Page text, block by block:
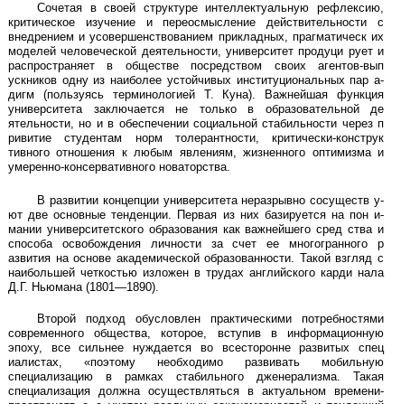
Сочетая в своей структуре интеллектуальную рефлексию,
критическое изучение и переосмысление действительности с
внедрением и усовершенствованием прикладных, прагматическ их
моделей человеческой деятельности, университет продуци рует и
распространяет в обществе посредством своих агентов-вып
ускников одну из наиболее устойчивых институциональных пар а-
дигм (пользуясь терминологией Т. Куна). Важнейшая функция
университета заключается не только в образовательной де
ятельности, но и в обеспечении социальной стабильности через п
ривитие студентам норм толерантности, критически-конструк
тивного отношения к любым явлениям, жизненного оптимизма и
умеренно-консервативного новаторства.
В развитии концепции университета неразрывно сосуществ у-
ют две основные тенденции. Первая из них базируется на пон и-
мании университетского образования как важнейшего сред ства и
способа освобождения личности за счет ее многогранного р
азвития на основе академической образованности. Такой взгляд с
наибольшей четкостью изложен в трудах английского карди нала
Д.Г. Ньюмана (1801—1890).
Второй подход обусловлен практическими потребностями
современного общества, которое, вступив в информационную
эпоху, все сильнее нуждается во всесторонне развитых спец
иалистах, «поэтому необходимо развивать мобильную
специализацию в рамках стабильного дженерализма. Такая
специализация должна осуществляться в актуальном времени-